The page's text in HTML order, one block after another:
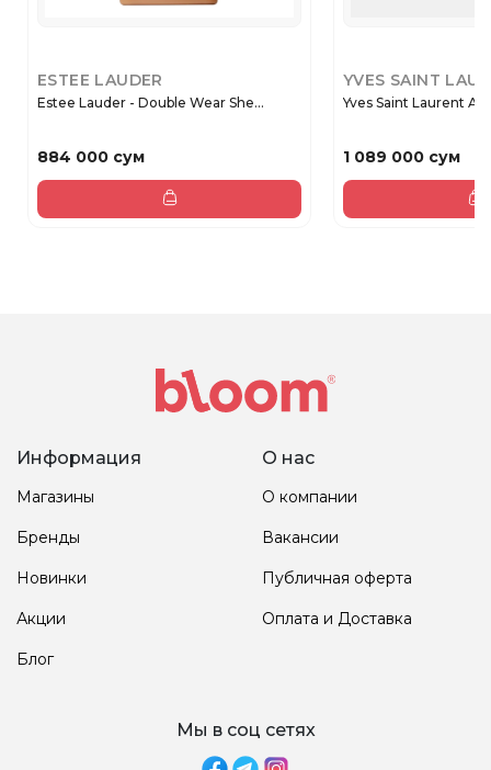
ESTEE LAUDER
Estee Lauder - Double Wear She...
884 000 сум
YVES SAINT
Yves Saint Laurent All
1 089 000 сум
Информация
Магазины
Бренды
Новинки
Акции
Блог
О нас
О компании
Вакансии
Публичная оферта
Оплата и Доставка
Мы в соц сетях